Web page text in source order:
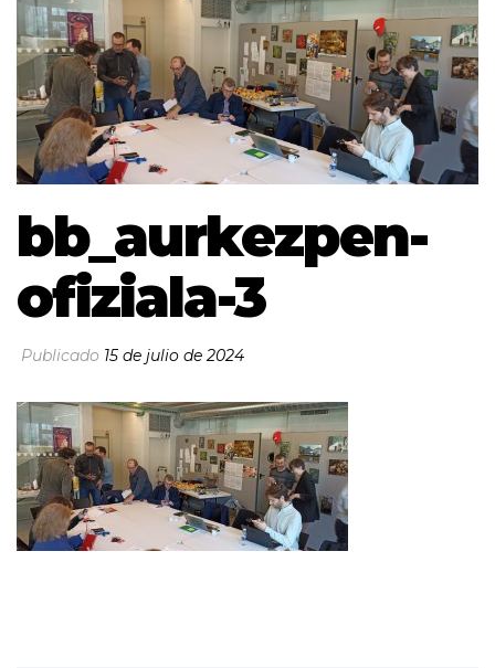
bb_aurkezpen-
ofiziala-3
Publicado 15 de julio de 2024